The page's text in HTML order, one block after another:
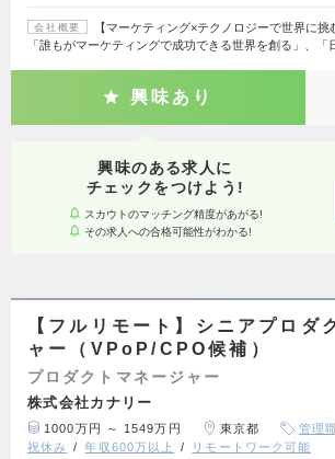
会社概要
【マーケティング×テクノロジーで世界に挑
「誰もがマーケティングで成功できる世界を創る」、「
興味あり
興味のある求人に
チェックをつけよう!
スカウトのマッチング精度があがる!
その求人への合格可能性がわかる!
【フルリモート】シニアプロダ
ャー（VPoP/CPO候補）
プロダクトマネージャー
株式会社カナリー
1000万円 ～ 1549万円 東京都 管理
祝休み
年収600万以上 リモートワーク可能